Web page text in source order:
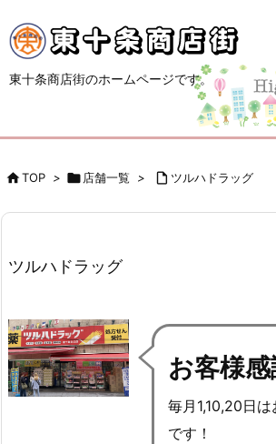
東十条商店街のホームページです。
TOP >  店舗一覧 >  ツルハドラッグ
ツルハドラッグ
お客様
毎月1,10,20日
です！